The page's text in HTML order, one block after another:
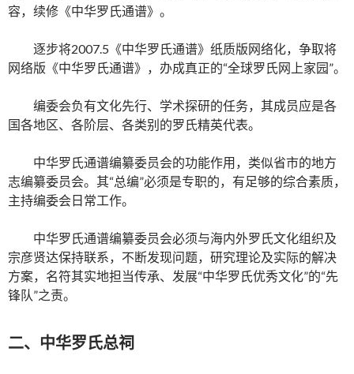
容，续修《中华罗氏通谱》。
逐步将2007.5《中华罗氏通谱》纸质版网络化，争取将
网络版《中华罗氏通谱》，办成真正的“全球罗氏网上家园”。
编委会负有文化先行、学术探研的任务，其成员应是各
国各地区、各阶层、各类别的罗氏精英代表。
中华罗氏通谱编纂委员会的功能作用，类似省市的地方
志编纂委员会。其“总编”必须是专职的，有足够的综合素质，
主持编委会日常工作。
中华罗氏通谱编纂委员会必须与海内外罗氏文化组织及
宗彦贤达保持联系，不断发现问题，研究理论及实际的解决
方案，名符其实地担当传承、发展“中华罗氏优秀文化”的“先
锋队”之责。
二、中华罗氏总祠